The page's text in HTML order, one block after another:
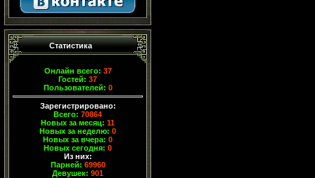
Статистика
Онлайн всего: 37
Гостей: 37
Пользователей: 0
Зарегистрировано:
Всего: 70864
Новых за месяц: 11
Новых за неделю: 0
Новых за вчера: 0
Новых сегодня: 0
Из них:
Парней: 69960
Девушек: 901